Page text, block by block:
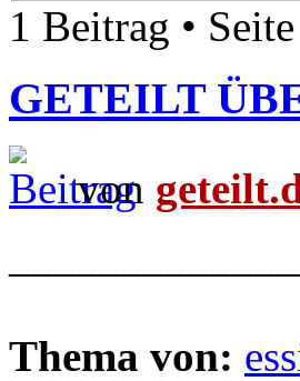
1 Beitrag • Seite
GETEILT
von
Thema von: